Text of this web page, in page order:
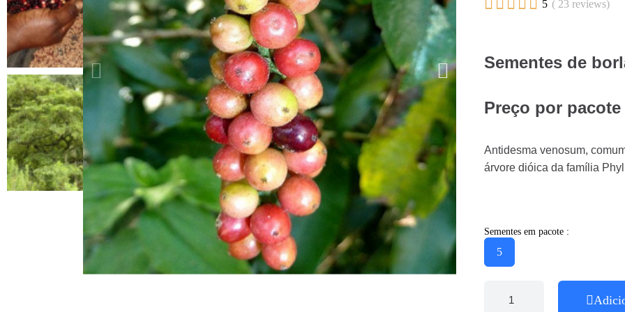
     5 ( 23 reviews)
Sementes de
Preço por
Antidesma venosum,
árvore dióica da família
Sementes em pacote :
5